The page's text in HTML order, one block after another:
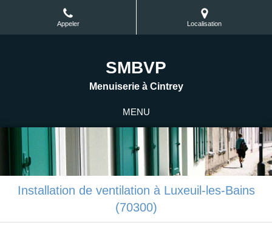
Appeler Localisation
SMBVP
Menuiserie à Cintrey
MENU
Installation de ventilation à Luxeuil-les-Bains
(70300)